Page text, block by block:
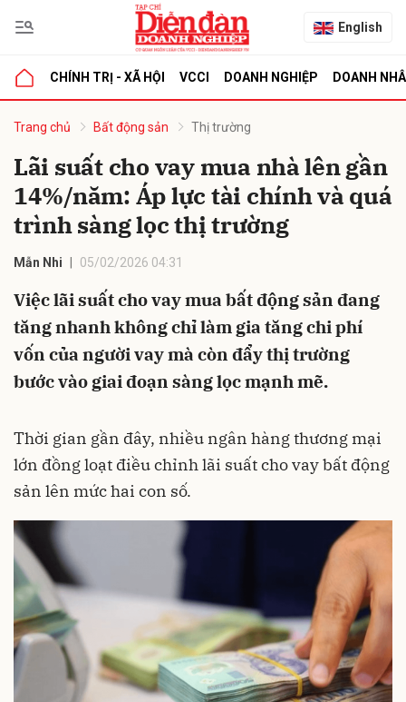
English
CHÍNH TRỊ - XÃ HỘI VCCI DOANH NGHIỆP DOANH
Trang chủ Bất động sản Thị trường
Lãi suất cho vay mua nhà lên gần
14%/năm: Áp lực tài chính và quá
trình sàng lọc thị trường
Mẫn Nhi 05/02/2026 04:31
Việc lãi suất cho vay mua bất động sản đang
tăng nhanh không chỉ làm gia tăng chi phí
vốn của người vay mà còn đẩy thị trường
bước vào giai đoạn sàng lọc mạnh mẽ.
Thời gian gần đây, nhiều ngân hàng thương mại
lớn đồng loạt điều chỉnh lãi suất cho vay bất động
sản lên mức hai con số.
luận
Hủy